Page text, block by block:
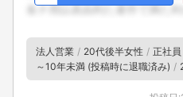
法人営業 20代後半女性 正社員
～10年未満 (投稿時に退職済み)